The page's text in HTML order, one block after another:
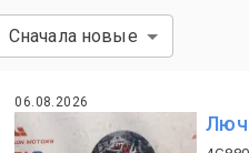
Сначала новые
06.08.2026